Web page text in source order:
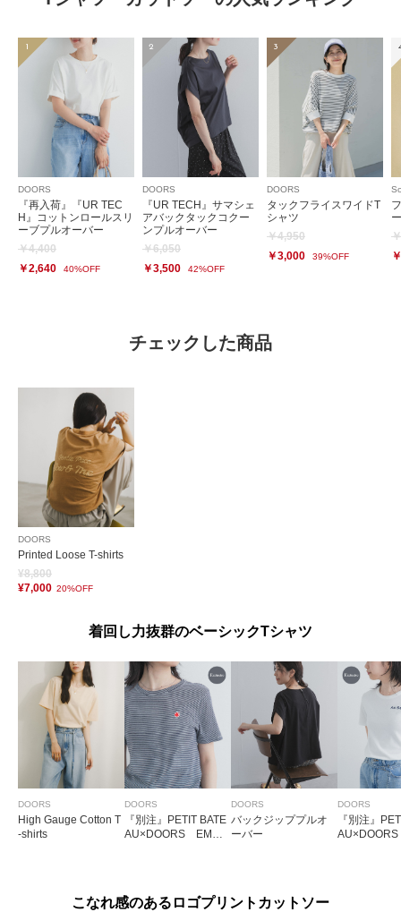
1
DOORS
『再入荷』『UR TEC
H』コットンロールスリ
ーブプルオーバー
￥4,400
￥2,640
40%OFF
2
DOORS
『UR TECH』サマシェ
アバックタックコクー
ンプルオーバー
￥6,050
￥3,500
42%OFF
3
DOORS
タックフライスワイドT
シャツ
￥4,950
￥3,000
39%OFF
チェックした商品
DOORS
Printed Loose T-shirts
¥8,800
¥7,000 20%OFF
着回し力抜群のベーシックTシャツ
DOORS
High Gauge Cotton T
-shirts
DOORS
『別注』PETIT BATE
AU×DOORS EMBR
DOORS
バックジッププルオ
ーバー
DOORS
『別注』
こなれ感のあるロゴプリントカットソー